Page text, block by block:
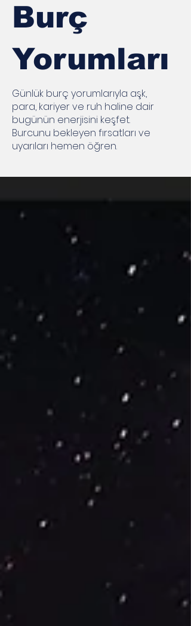
Burç
Yorumları
Günlük burç yorumlarıyla aşk,
para, kariyer ve ruh haline dair
bugünün enerjisini keşfet.
Burcunu bekleyen fırsatları ve
uyarıları hemen öğren.